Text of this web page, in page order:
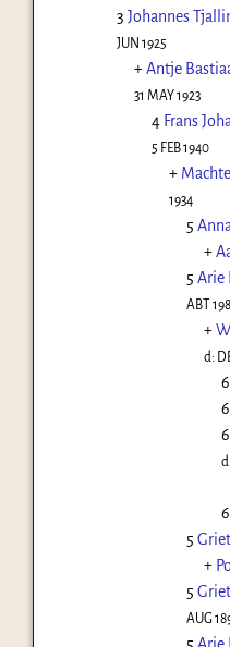
3 Johannes
JUN 1925
+Antje
31 MAY 1923
4 Frans
5 FEB 1940
+
1934
5
+
5 Arie
ABT
+
d:
6
6
6
d:
6
5
+
5
AUG
5 Arie